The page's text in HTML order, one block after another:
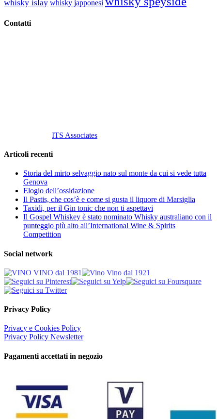
whisky islay whisky japponesi
Contatti
ITS Associates
Articoli recenti
Storia del mirto selvaggio nato sul monte da cui si vede tutta
Genova
Elogio dell’ossidazione
Il Pastis, che cos’è e come si gusta il liquore di Marsiglia
Taxidi, per il Gin tonic che non ti aspettavi
Il Gospel Whiskey è stato nominato Whisky australiano con il
punteggio più alto all’International Wine & Spirits
Competition
Social network
Privacy Policy
Privacy e Cookies Policy
Privacy Policy Newsletter
Pagamenti accettati in negozio